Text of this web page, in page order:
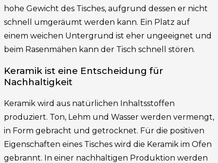
hohe Gewicht des Tisches, aufgrund dessen er nicht
schnell umgeräumt werden kann. Ein Platz auf
einem weichen Untergrund ist eher ungeeignet und
beim Rasenmähen kann der Tisch schnell stören.
Keramik ist eine Entscheidung für
Nachhaltigkeit
Keramik wird aus natürlichen Inhaltsstoffen
produziert. Ton, Lehm und Wasser werden vermengt,
in Form gebracht und getrocknet. Für die positiven
Eigenschaften eines Tisches wird die Keramik im Ofen
gebrannt. In einer nachhaltigen Produktion werden